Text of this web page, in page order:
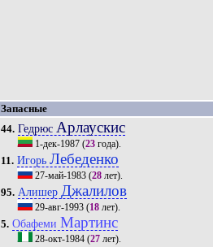
Запасные
44. Гедрюс Арлаускис
1-дек-1987(23года).
11. Игорь Лебеденко
27-май-1983(28лет).
95. Алишер Джалилов
29-авг-1993(18лет).
5. Обафеми Мартинс
28-окт-1984(27лет).